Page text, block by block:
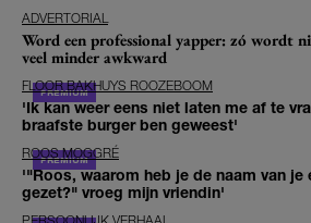
ADVERTORIAL
Word een professional yapper: zó wordt
veel minder awkward
FLOOR BAKHUYS ROOZEBOOM
'Ik kan weer eens niet laten me af te
braafste burger ben geweest'
ROOS MOGGRÉ
'"Roos, waarom heb je de naam van
gezet?" vroeg mijn vriendin'
PERSOONLIJK VERHAAL